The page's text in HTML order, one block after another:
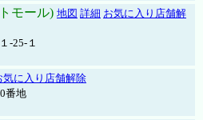
モール) 地図 詳細 お気に入り店舗解
-25-１
気に入り店舗解除
番地